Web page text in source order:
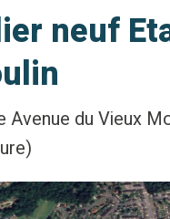
neuf
du Vieux